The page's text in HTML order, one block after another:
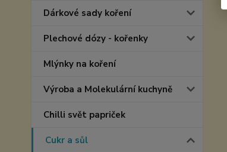
Dárkové sady koření
Plechové dózy - kořenky
Mlýnky na koření
Výroba a Molekulární kuchyně
Chilli svět papriček
Cukr a sůl